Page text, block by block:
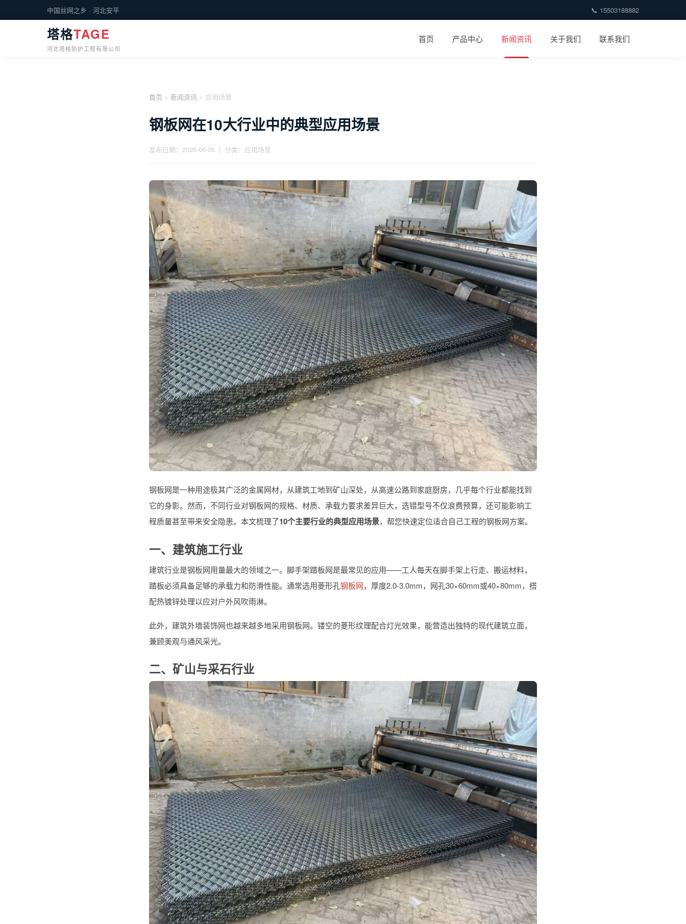
中国丝网之乡 · 河北安平 📞 15503188882
塔格TAGE
河北塔格防护工程有限公司
首页 产品中心 新闻资讯 关于我们 联系我们
首页 > 新闻资讯 > 应用场景
钢板网在10大行业中的典型应用场景
发布日期：2026-06-06 | 分类：应用场景
钢板网是一种用途极其广泛的金属网材，从建筑工地到矿山深处，从高速公路到家庭厨房，几乎每个行业都能找到
它的身影。然而，不同行业对钢板网的规格、材质、承载力要求差异巨大，选错型号不仅浪费预算，还可能影响工
程质量甚至带来安全隐患。本文梳理了10个主要行业的典型应用场景，帮您快速定位适合自己工程的钢板网方案。
一、建筑施工行业
建筑行业是钢板网用量最大的领域之一。脚手架踏板网是最常见的应用——工人每天在脚手架上行走、搬运材料，
踏板必须具备足够的承载力和防滑性能。通常选用菱形孔钢板网，厚度2.0-3.0mm，网孔30×60mm或40×80mm，搭
配热镀锌处理以应对户外风吹雨淋。
此外，建筑外墙装饰网也越来越多地采用钢板网。镂空的菱形纹理配合灯光效果，能营造出独特的现代建筑立面，
兼顾美观与通风采光。
二、矿山与采石行业